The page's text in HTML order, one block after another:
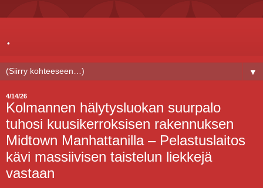
.
▼
4/14/26
Kolmannen hälytysluokan suurpalo
tuhosi kuusikerroksisen rakennuksen
Midtown Manhattanilla – Pelastuslaitos
kävi massiivisen taistelun liekkejä
vastaan